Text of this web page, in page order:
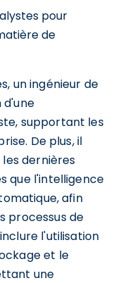
pour
de
un ingénieur de
d'une
supportant les
De plus, il
dernières
que l'intelligence
afin
processus de
l'utilisation
et le
une